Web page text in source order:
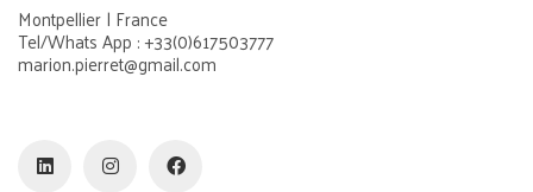
Montpellier | France
Tel/Whats App : +33(0)617503777
marion.pierret@gmail.com